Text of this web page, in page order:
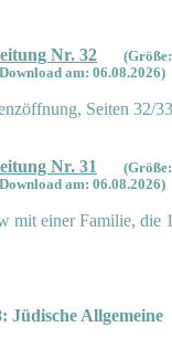
Nr. 32
am: 06.08.2026)
Seiten 32/
Nr. 31
am: 06.08.2026)
mit einer Familie, die
Jüdische Allgemeine